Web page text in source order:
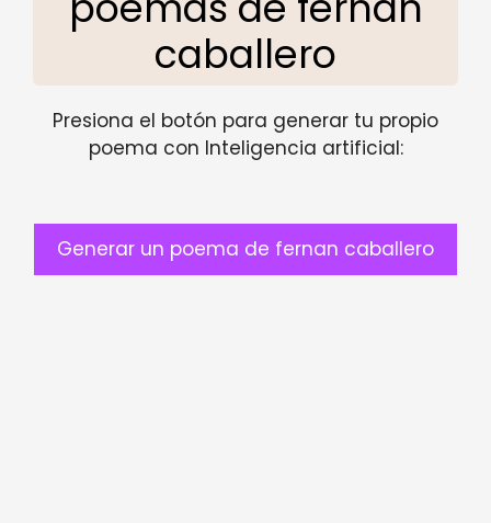
caballero
Presiona el botón para generar tu propio
poema con Inteligencia artificial:
Generar un poema de fernan caballero